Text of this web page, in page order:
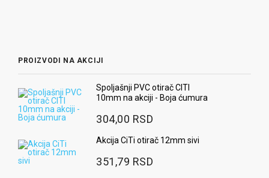
PROIZVODI NA AKCIJI
Spoljašnji PVC otirač CITI
10mm na akciji - Boja ćumura
304,00 RSD
Akcija CiTi otirač 12mm sivi
351,79 RSD